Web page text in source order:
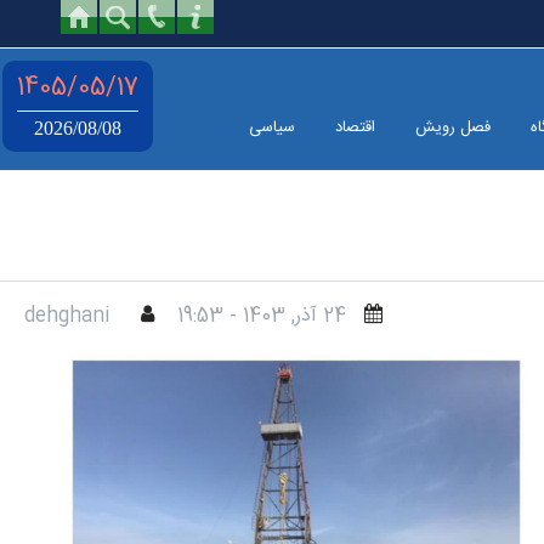
فصل رویش اقتصاد سیاسی
1405/05/17
2026/08/08
24 آذر, 1403 - 19:53 dehghani